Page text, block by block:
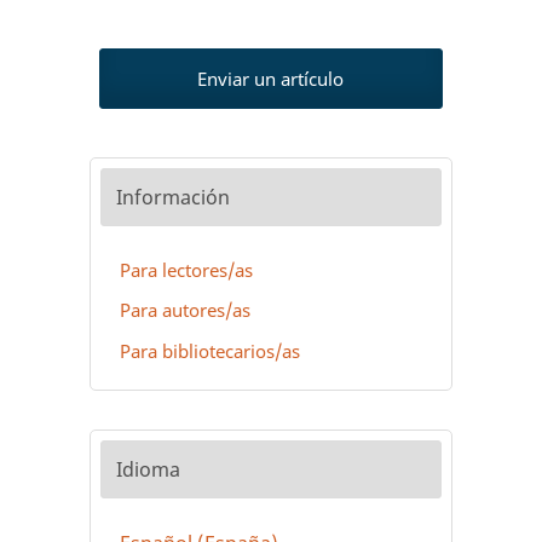
Enviar un artículo
Información
Para lectores/as
Para autores/as
Para bibliotecarios/as
Idioma